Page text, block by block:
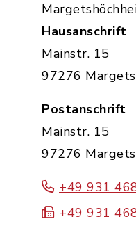
Hausanschrift
Mainstr. 15
97276
Postanschrift
Mainstr. 15
97276
+49 931
+49 931